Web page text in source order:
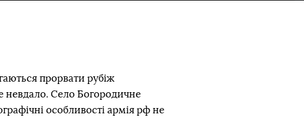
прорвати рубіж
невдало. Село Богородичне
особливості армія рф не